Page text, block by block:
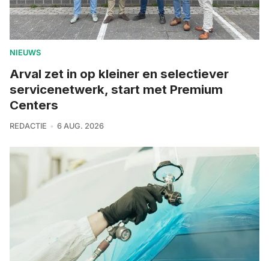
NIEUWS
Arval zet in op kleiner en selectiever
servicenetwerk, start met Premium
Centers
REDACTIE 6 AUG. 2026